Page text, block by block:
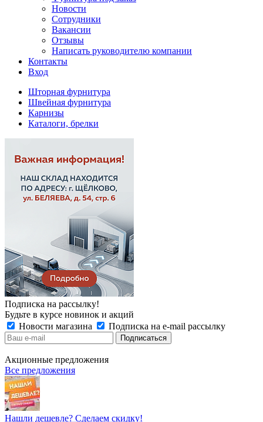
Новости
Сотрудники
Вакансии
Отзывы
Написать руководителю компании
Контакты
Вход
Шторная фурнитура
Швейная фурнитура
Карнизы
Каталоги, брелки
Подписка на рассылку!
Будьте в курсе новинок и акций
Новости магазина
Подписка на e-mail рассылку
Акционные предложения
Все предложения
Нашли дешевле? Сделаем скидку!